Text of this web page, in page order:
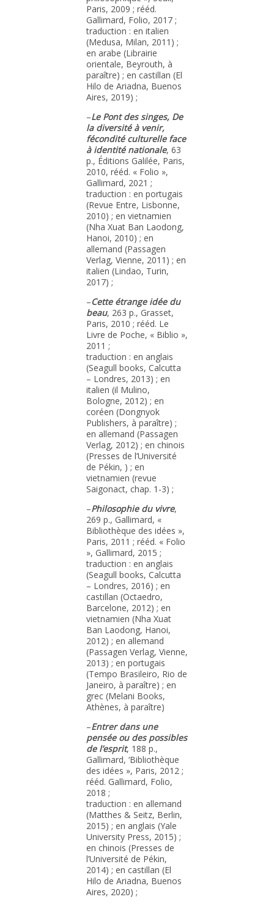
Paris, 2009 ; rééd.
Gallimard, Folio, 2017 ;
traduction : en italien
(Medusa, Milan, 2011) ;
en arabe (Librairie
orientale, Beyrouth, à
paraître) ; en castillan (El
Hilo de Ariadna, Buenos
Aires, 2019) ;
–Le Pont des singes, De
la diversité à venir,
fécondité culturelle face
à identité nationale, 63
p., Éditions Galilée, Paris,
2010, rééd. « Folio »,
Gallimard, 2021 ;
traduction : en portugais
(Revue Entre, Lisbonne,
2010) ; en vietnamien
(Nha Xuat Ban Laodong,
Hanoi, 2010) ; en
allemand (Passagen
Verlag, Vienne, 2011) ; en
italien (Lindao, Turin,
2017) ;
–Cette étrange idée du
beau, 263 p., Grasset,
Paris, 2010 ; rééd. Le
Livre de Poche, « Biblio »,
2011 ;
traduction : en anglais
(Seagull books, Calcutta
– Londres, 2013) ; en
italien (il Mulino,
Bologne, 2012) ; en
coréen (Dongnyok
Publishers, à paraître) ;
en allemand (Passagen
Verlag, 2012) ; en chinois
(Presses de l’Université
de Pékin, ) ; en
vietnamien (revue
Saigonact, chap. 1-3) ;
–Philosophie du vivre,
269 p., Gallimard, «
Bibliothèque des idées »,
Paris, 2011 ; rééd. « Folio
», Gallimard, 2015 ;
traduction : en anglais
(Seagull books, Calcutta
– Londres, 2016) ; en
castillan (Octaedro,
Barcelone, 2012) ; en
vietnamien (Nha Xuat
Ban Laodong, Hanoi,
2012) ; en allemand
(Passagen Verlag, Vienne,
2013) ; en portugais
(Tempo Brasileiro, Rio de
Janeiro, à paraître) ; en
grec (Melani Books,
Athènes, à paraître)
–Entrer dans une
pensée ou des possibles
de l’esprit, 188 p.,
Gallimard, ‘Bibliothèque
des idées », Paris, 2012 ;
rééd. Gallimard, Folio,
2018 ;
traduction : en allemand
(Matthes & Seitz, Berlin,
2015) ; en anglais (Yale
University Press, 2015) ;
en chinois (Presses de
l’Université de Pékin,
2014) ; en castillan (El
Hilo de Ariadna, Buenos
Aires, 2020) ;